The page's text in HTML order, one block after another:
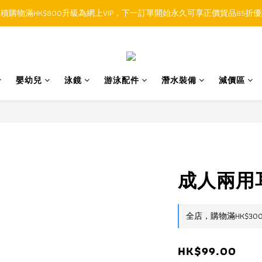
順豐香港SFHK APP取件通知功能將取代SMS短訊
購物滿HK$800升級為網上VIP，下一訂單開始永久可享正價貨品85折
嬰幼兒 泳鏡 游泳配件 潛水裝備 減價區
成人兩
全店，購物滿
HK$99.00